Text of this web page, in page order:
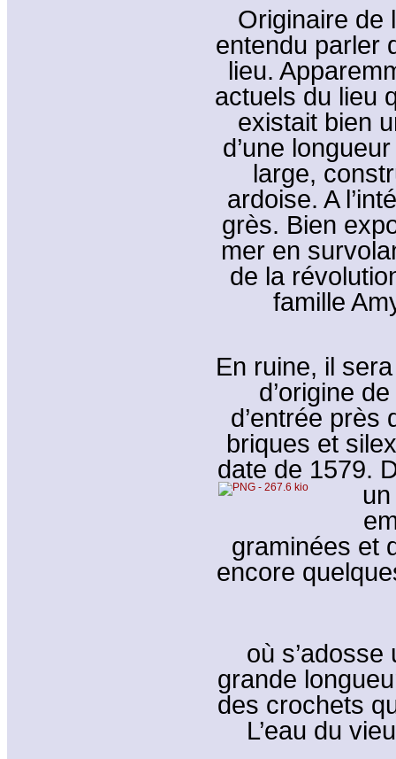
Originaire de
entendu parler
lieu.
actuels du lieu
existait bien
d’une
large,
ardoise. A
grès. Bien
mer en
de la
famille
En ruine, il
d’origine
d’entrée près
briques et
date de 1579.
graminées et
encore
où s’adosse
grande
des crochets
L’eau du